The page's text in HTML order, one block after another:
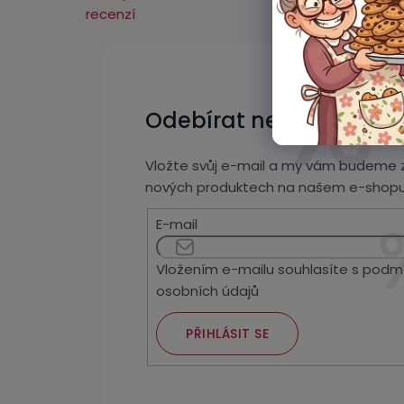
recenzí
Odebírat newsletter
Vložte svůj e-mail a my vám budeme
nových produktech na našem e-
E-mail
Vložením e-mailu souhlasíte s
osobních údajů
PŘIHLÁSIT SE